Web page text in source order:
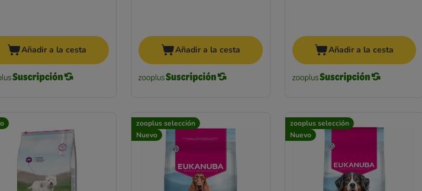
Añadir a la cesta Añadir a la cesta Añadir a la cesta
zooplus selección
Nuevo
zooplus selección
Nuevo